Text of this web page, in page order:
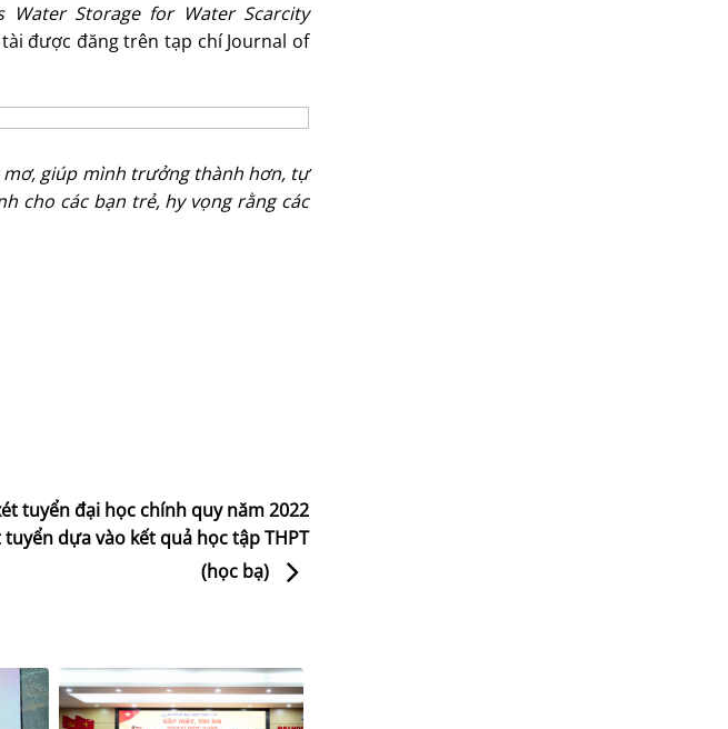
Water Storage for Water Scarcity
tài được đăng trên tạp chí Journal of
mơ, giúp mình trưởng thành hơn, tự
cho các bạn trẻ, hy vọng rằng các
tuyển đại học chính quy năm 2022
dựa vào kết quả học tập THPT
(học bạ)